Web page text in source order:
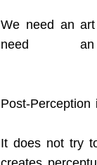
We need an art
need
Post-
It does not try